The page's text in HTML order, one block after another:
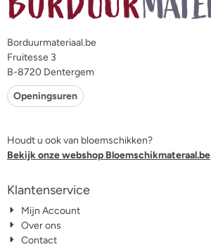
Borduurmateriaal.be
Fruitesse 3
B-8720 Dentergem
Openingsuren
Houdt u ook van bloemschikken?
Bekijk onze webshop Bloemschikmateraal.be
Klantenservice
Mijn Account
Over ons
Contact